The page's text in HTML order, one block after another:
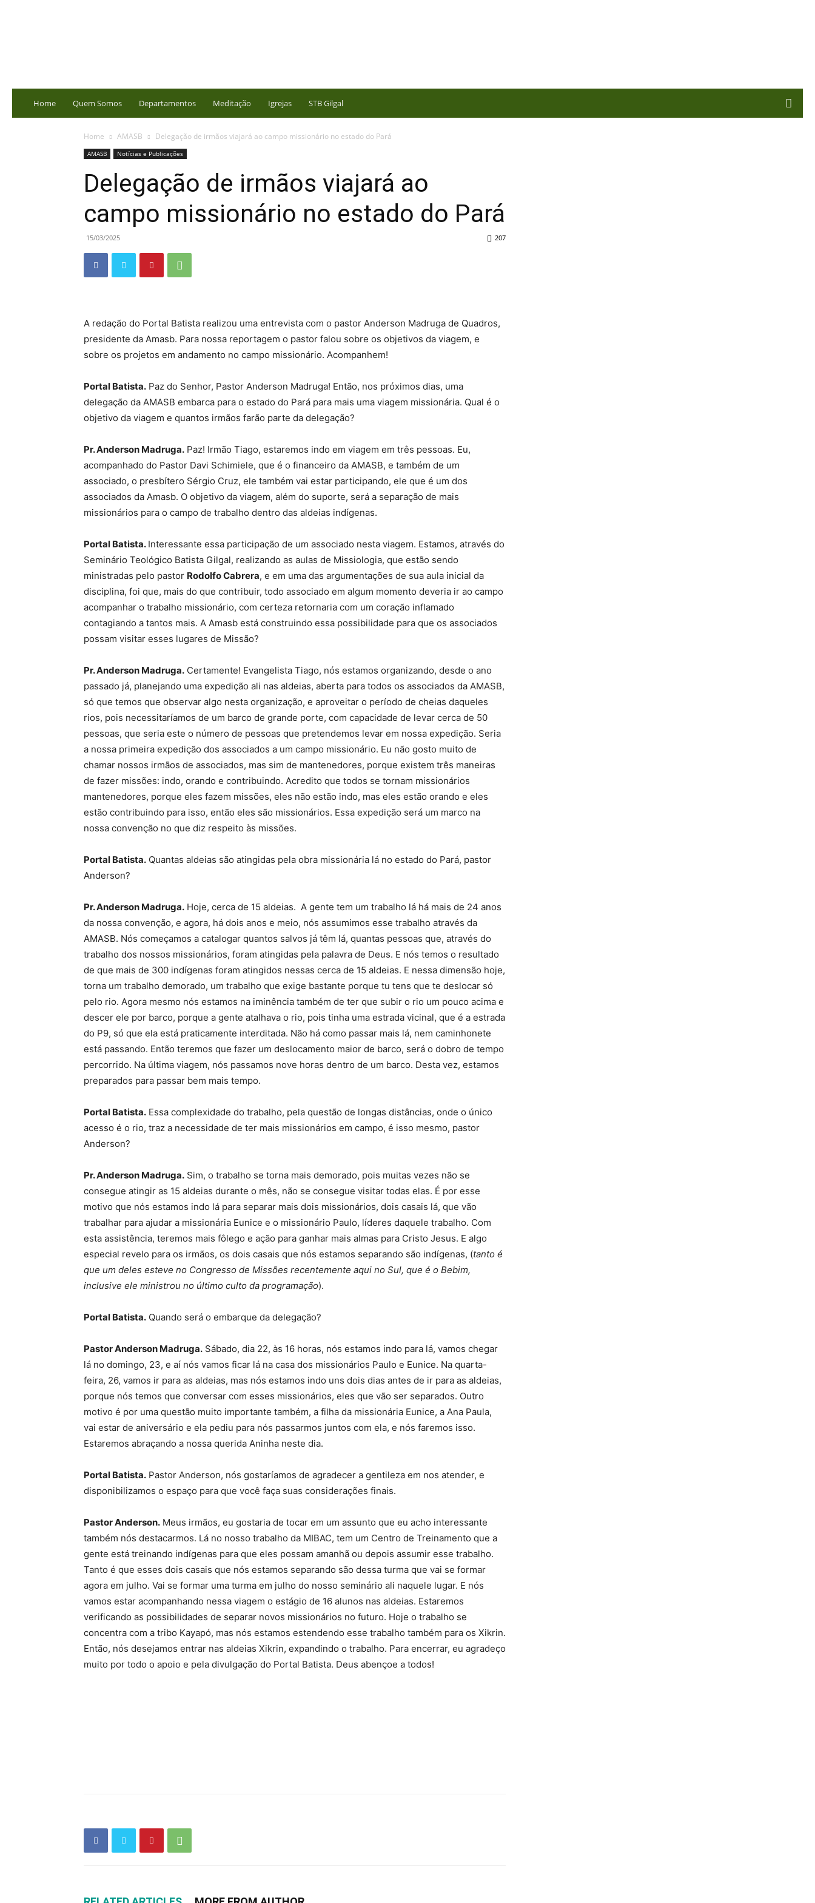
Home Quem Somos Departamentos Meditação Igrejas STB Gilgal
Home AMASB Delegação de irmãos viajará ao campo missionário no estado do Pará
AMASB Notícias e Publicações
Delegação de irmãos viajará ao
campo missionário no estado do Pará
15/03/2025 207
A redação do Portal Batista realizou uma entrevista com o pastor Anderson Madruga de Quadros,
presidente da Amasb. Para nossa reportagem o pastor falou sobre os objetivos da viagem, e
sobre os projetos em andamento no campo missionário. Acompanhem!
Portal Batista. Paz do Senhor, Pastor Anderson Madruga! Então, nos próximos dias, uma
delegação da AMASB embarca para o estado do Pará para mais uma viagem missionária. Qual é o
objetivo da viagem e quantos irmãos farão parte da delegação?
Pr. Anderson Madruga. Paz! Irmão Tiago, estaremos indo em viagem em três pessoas. Eu,
acompanhado do Pastor Davi Schimiele, que é o financeiro da AMASB, e também de um
associado, o presbítero Sérgio Cruz, ele também vai estar participando, ele que é um dos
associados da Amasb. O objetivo da viagem, além do suporte, será a separação de mais
missionários para o campo de trabalho dentro das aldeias indígenas.
Portal Batista. Interessante essa participação de um associado nesta viagem. Estamos, através do
Seminário Teológico Batista Gilgal, realizando as aulas de Missiologia, que estão sendo
ministradas pelo pastor Rodolfo Cabrera, e em uma das argumentações de sua aula inicial da
disciplina, foi que, mais do que contribuir, todo associado em algum momento deveria ir ao campo
acompanhar o trabalho missionário, com certeza retornaria com um coração inflamado
contagiando a tantos mais. A Amasb está construindo essa possibilidade para que os associados
possam visitar esses lugares de Missão?
Pr. Anderson Madruga. Certamente! Evangelista Tiago, nós estamos organizando, desde o ano
passado já, planejando uma expedição ali nas aldeias, aberta para todos os associados da AMASB,
só que temos que observar algo nesta organização, e aproveitar o período de cheias daqueles
rios, pois necessitaríamos de um barco de grande porte, com capacidade de levar cerca de 50
pessoas, que seria este o número de pessoas que pretendemos levar em nossa expedição. Seria
a nossa primeira expedição dos associados a um campo missionário. Eu não gosto muito de
chamar nossos irmãos de associados, mas sim de mantenedores, porque existem três maneiras
de fazer missões: indo, orando e contribuindo. Acredito que todos se tornam missionários
mantenedores, porque eles fazem missões, eles não estão indo, mas eles estão orando e eles
estão contribuindo para isso, então eles são missionários. Essa expedição será um marco na
nossa convenção no que diz respeito às missões.
Portal Batista. Quantas aldeias são atingidas pela obra missionária lá no estado do Pará, pastor
Anderson?
Pr. Anderson Madruga. Hoje, cerca de 15 aldeias. A gente tem um trabalho lá há mais de 24 anos
da nossa convenção, e agora, há dois anos e meio, nós assumimos esse trabalho através da
AMASB. Nós começamos a catalogar quantos salvos já têm lá, quantas pessoas que, através do
trabalho dos nossos missionários, foram atingidas pela palavra de Deus. E nós temos o resultado
de que mais de 300 indígenas foram atingidos nessas cerca de 15 aldeias. E nessa dimensão hoje,
torna um trabalho demorado, um trabalho que exige bastante porque tu tens que te deslocar só
pelo rio. Agora mesmo nós estamos na iminência também de ter que subir o rio um pouco acima e
descer ele por barco, porque a gente atalhava o rio, pois tinha uma estrada vicinal, que é a estrada
do P9, só que ela está praticamente interditada. Não há como passar mais lá, nem caminhonete
está passando. Então teremos que fazer um deslocamento maior de barco, será o dobro de tempo
percorrido. Na última viagem, nós passamos nove horas dentro de um barco. Desta vez, estamos
preparados para passar bem mais tempo.
Portal Batista. Essa complexidade do trabalho, pela questão de longas distâncias, onde o único
acesso é o rio, traz a necessidade de ter mais missionários em campo, é isso mesmo, pastor
Anderson?
Pr. Anderson Madruga. Sim, o trabalho se torna mais demorado, pois muitas vezes não se
consegue atingir as 15 aldeias durante o mês, não se consegue visitar todas elas. É por esse
motivo que nós estamos indo lá para separar mais dois missionários, dois casais lá, que vão
trabalhar para ajudar a missionária Eunice e o missionário Paulo, líderes daquele trabalho. Com
esta assistência, teremos mais fôlego e ação para ganhar mais almas para Cristo Jesus. E algo
especial revelo para os irmãos, os dois casais que nós estamos separando são indígenas, (tanto é
que um deles esteve no Congresso de Missões recentemente aqui no Sul, que é o Bebim,
inclusive ele ministrou no último culto da programação).
Portal Batista. Quando será o embarque da delegação?
Pastor Anderson Madruga. Sábado, dia 22, às 16 horas, nós estamos indo para lá, vamos chegar
lá no domingo, 23, e aí nós vamos ficar lá na casa dos missionários Paulo e Eunice. Na quarta-
feira, 26, vamos ir para as aldeias, mas nós estamos indo uns dois dias antes de ir para as aldeias,
porque nós temos que conversar com esses missionários, eles que vão ser separados. Outro
motivo é por uma questão muito importante também, a filha da missionária Eunice, a Ana Paula,
vai estar de aniversário e ela pediu para nós passarmos juntos com ela, e nós faremos isso.
Estaremos abraçando a nossa querida Aninha neste dia.
Portal Batista. Pastor Anderson, nós gostaríamos de agradecer a gentileza em nos atender, e
disponibilizamos o espaço para que você faça suas considerações finais.
Pastor Anderson. Meus irmãos, eu gostaria de tocar em um assunto que eu acho interessante
também nós destacarmos. Lá no nosso trabalho da MIBAC, tem um Centro de Treinamento que a
gente está treinando indígenas para que eles possam amanhã ou depois assumir esse trabalho.
Tanto é que esses dois casais que nós estamos separando são dessa turma que vai se formar
agora em julho. Vai se formar uma turma em julho do nosso seminário ali naquele lugar. E nós
vamos estar acompanhando nessa viagem o estágio de 16 alunos nas aldeias. Estaremos
verificando as possibilidades de separar novos missionários no futuro. Hoje o trabalho se
concentra com a tribo Kayapó, mas nós estamos estendendo esse trabalho também para os Xikrin.
Então, nós desejamos entrar nas aldeias Xikrin, expandindo o trabalho. Para encerrar, eu agradeço
muito por todo o apoio e pela divulgação do Portal Batista. Deus abençoe a todos!